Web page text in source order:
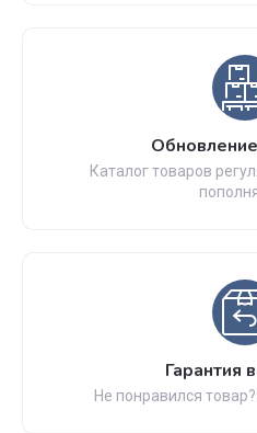
Каталог товаров
Гарантия
Не понравился